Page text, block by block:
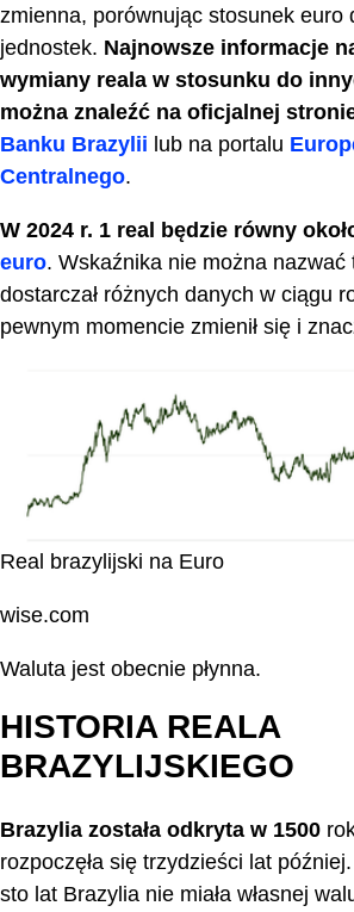
zmienna, porównując stosunek euro
jednostek. Najnowsze informacje
wymiany reala w stosunku do
można znaleźć na oficjalnej
Banku Brazylii lub na portalu
Centralnego.
W 2024 r. 1 real będzie równy
euro. Wskaźnika nie można nazwać
dostarczał różnych danych w ciągu
pewnym momencie zmienił się i
Real brazylijski na Euro
wise.com
Waluta jest obecnie płynna.
HISTORIA REALA
BRAZYLIJSKIEGO
Brazylia została odkryta w 1500
rozpoczęła się trzydzieści lat
sto lat Brazylia nie miała własnej